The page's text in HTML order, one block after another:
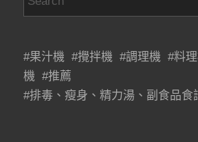
#果汁機 #攪拌機 #調理機 #料
機 #推薦
#排毒、瘦身、精力湯、副食品食